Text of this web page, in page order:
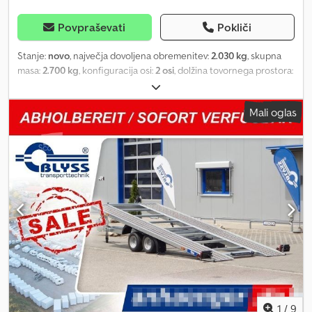
Povpraševati Pokliči
Stanje: novo, največja dovoljena obremenitev:2.030 kg, skupna
masa:2.700 kg, konfiguracija osi:2 osi, dolžina tovornega prostora:
, širina tovornega prostora:
Vehicle Transporter Technical Specifications: * Trailer type:
Saturn 2745 * Gross vehicle weight: 2,700 kg * Payload: 1,990 kg *
Internal dimensions (L x W): 450 cm x 201 cm * External
dimensions (L x W x H): 657 cm x 210 cm x 63 cm * Floor: aluminum
perforated stand rails * Loading height: approx. 63 cm * Lashing
points: perforated sheet * Frame: welded, hot-dip galvanized steel
frame * Electrics: 13-pin, 12 V * Tires: 195/55R10C * Axle
manufacturer: AL-KO or KNOTT * Number of axles: 2 * Braked axles
Csdex Txugjpfx Aktjrf * Support wheel standard * Suspension:
shock absorber suspension Vehicle registration document / COC
(Certificate of Conformity) surcharge: €39.00 All prices incl. VAT.
Delivery: Delivery by freight forwarding possible, nationwide flat
rate €1.50 per kilometer (Seesen to destination), minimum charge
€270.00 plus VAT. You are also welcome to visit us at Additionally,
you can receive your desired trailer and accessories upon
Mali oglas
1 / 9